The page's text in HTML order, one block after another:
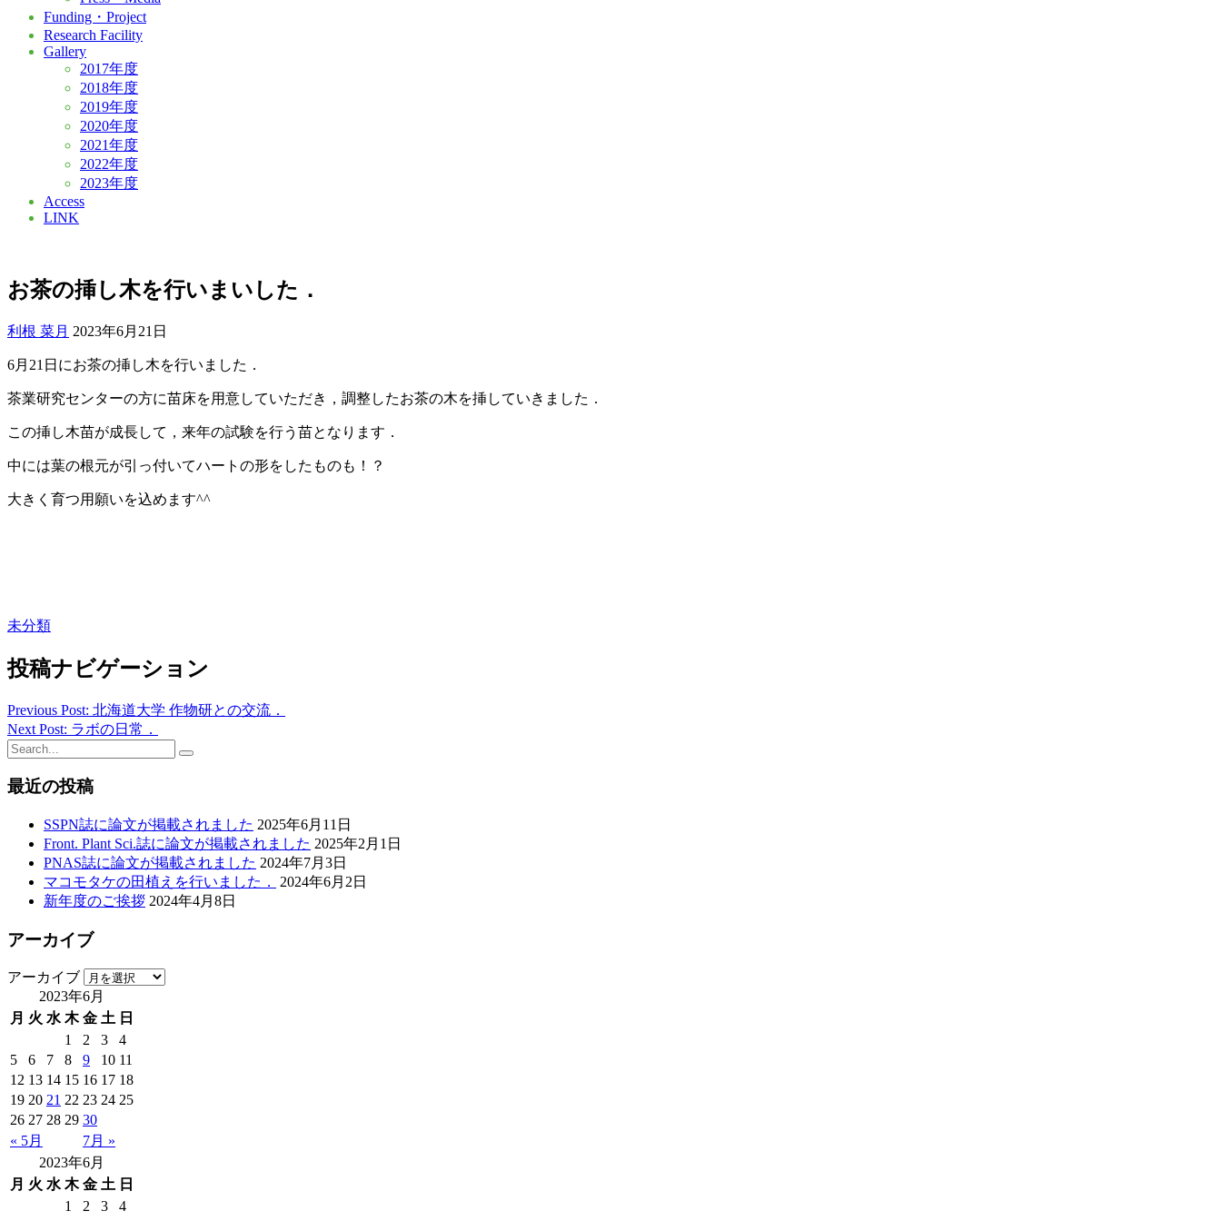
Funding・Project
Research Facility
Gallery
2017年度
2018年度
2019年度
2020年度
2021年度
2022年度
2023年度
Access
LINK
お茶の挿し木を行いまいした．
利根 菜月 2023年6月21日
6月21日にお茶の挿し木を行いました．
茶業研究センターの方に苗床を用意していただき，調整したお茶の木を挿していきました．
この挿し木苗が成長して，来年の試験を行う苗となります．
中には葉の根元が引っ付いてハートの形をしたものも！？
大きく育つ用願いを込めます^^
未分類
投稿ナビゲーション
Previous Post: 北海道大学 作物研との交流．
Next Post: ラボの日常．
最近の投稿
SSPN誌に論文が掲載されました 2025年6月11日
Front. Plant Sci.誌に論文が掲載されました 2025年2月1日
PNAS誌に論文が掲載されました 2024年7月3日
マコモタケの田植えを行いました．
2024年6月2日
新年度のご挨拶 2024年4月8日
アーカイブ
アーカイブ
2023年6月
月 火 水 木 金 土 日
« 5月 7月 »
1 2 3
4
5
6 7 8 9 10 11
12 13 14 15 16 17 18
19 20 21 22 23 24 25
26 27 28 29 30
2023年6月
月 火 水 木 金 土 日
1
2 3
4